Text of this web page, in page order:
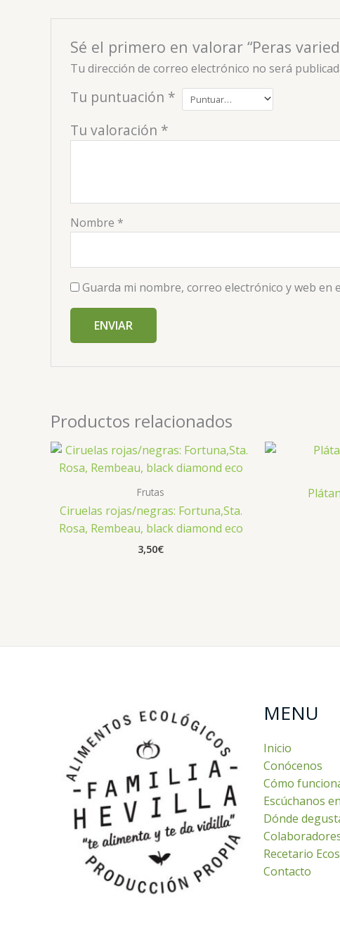
Sé el primero en valorar “Peras
Tu dirección de correo electrónico no será
Tu puntuación *
Tu valoración *
Nombre *
Guarda mi nombre, correo electrónico y web en
Productos relacionados
Frutas
Ciruelas rojas/negras: Fortuna,Sta.
Rosa, Rembeau, black diamond eco
3,50€
MENU
Inicio
Conócenos
Cómo
Escúchanos
Dónde
Recetario
Contacto